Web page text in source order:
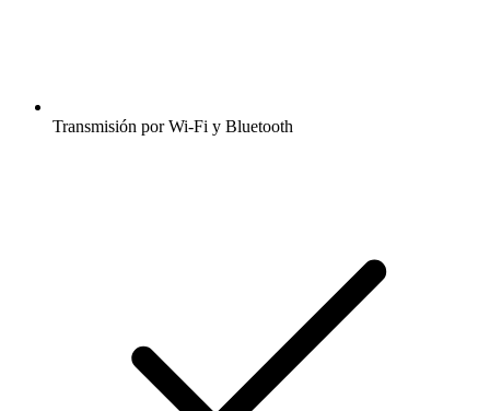
Transmisión por Wi-Fi y Bluetooth